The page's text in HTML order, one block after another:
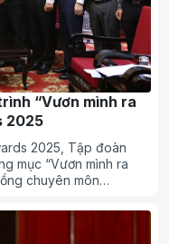
“Vươn mình ra
2025
2025, Tập đoàn
mục “Vươn mình ra
chuyên môn
mẽ, tinh thần dấn
triển dài hạn của đất